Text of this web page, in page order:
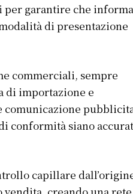
per garantire che
di presentazione
commerciali, sempre
di importazione e
comunicazione
conformità siano
capillare